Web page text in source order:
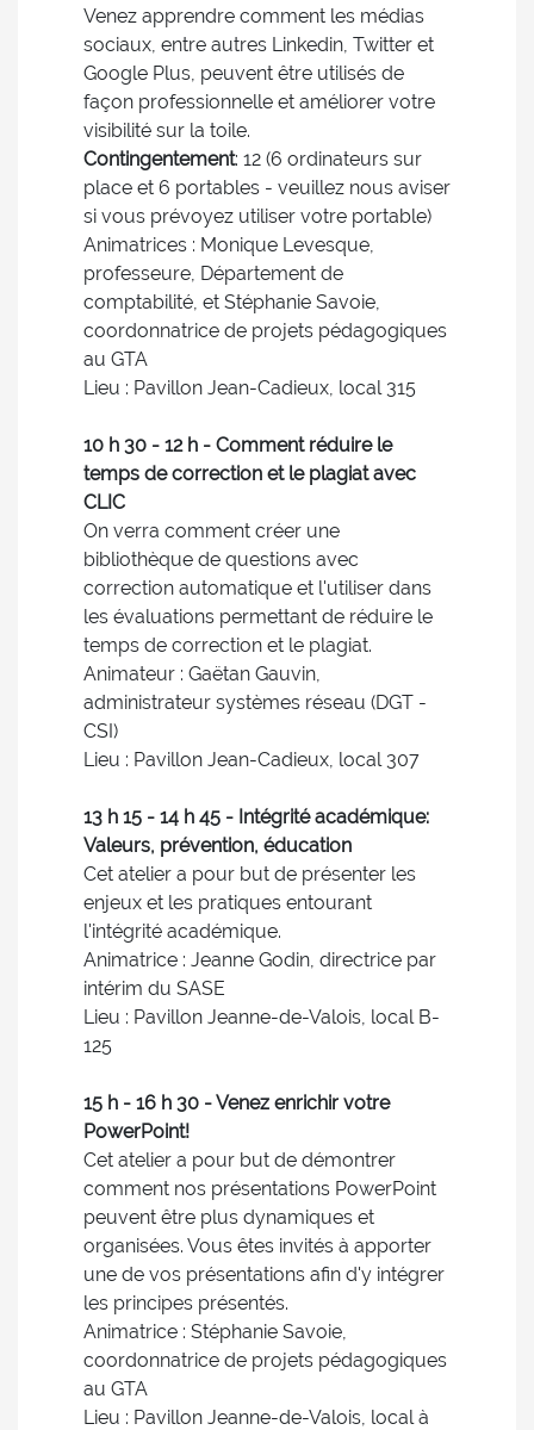
Venez apprendre comment les médias
sociaux, entre autres Linkedin, Twitter et
Google Plus, peuvent être utilisés de
façon professionnelle et améliorer votre
visibilité sur la toile.
Contingentement: 12 (6 ordinateurs sur
place et 6 portables - veuillez nous aviser
si vous prévoyez utiliser votre portable)
Animatrices : Monique Levesque,
professeure, Département de
comptabilité, et Stéphanie Savoie,
coordonnatrice de projets pédagogiques
au GTA
Lieu : Pavillon Jean-Cadieux, local 315
10 h 30 - 12 h - Comment réduire le
temps de correction et le plagiat avec
CLIC
On verra comment créer une
bibliothèque de questions avec
correction automatique et l'utiliser dans
les évaluations permettant de réduire le
temps de correction et le plagiat.
Animateur : Gaëtan Gauvin,
administrateur systèmes réseau (DGT -
CSI)
Lieu : Pavillon Jean-Cadieux, local 307
13 h 15 - 14 h 45 - Intégrité académique:
Valeurs, prévention, éducation
Cet atelier a pour but de présenter les
enjeux et les pratiques entourant
l'intégrité académique.
Animatrice : Jeanne Godin, directrice par
intérim du SASE
Lieu : Pavillon Jeanne-de-Valois, local B-
125
15 h - 16 h 30 - Venez enrichir votre
PowerPoint!
Cet atelier a pour but de démontrer
comment nos présentations PowerPoint
peuvent être plus dynamiques et
organisées. Vous êtes invités à apporter
une de vos présentations afin d'y intégrer
les principes présentés.
Animatrice : Stéphanie Savoie,
coordonnatrice de projets pédagogiques
au GTA
Lieu : Pavillon Jeanne-de-Valois, local à